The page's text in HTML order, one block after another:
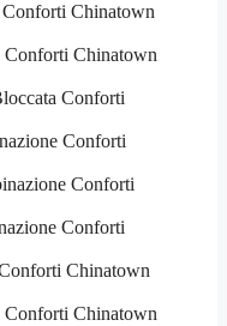
Chinatown
Conforti Chinatown
Conforti
Conforti
Conforti
Conforti
Chinatown
Conforti Chinatown